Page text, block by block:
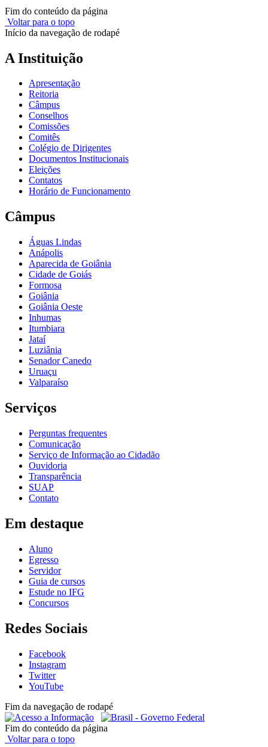
Fim do conteúdo da página
Voltar para o topo
Início da navegação de rodapé
A Instituição
Apresentação
Reitoria
Câmpus
Conselhos
Comissões
Comitês
Colégio de Dirigentes
Documentos Institucionais
Eleições
Contatos
Horário de Funcionamento
Câmpus
Águas Lindas
Anápolis
Aparecida de Goiânia
Cidade de Goiás
Formosa
Goiânia
Goiânia Oeste
Inhumas
Itumbiara
Jataí
Luziânia
Senador Canedo
Uruaçu
Valparaíso
Serviços
Perguntas frequentes
Comunicação
Serviço de Informação ao Cidadão
Ouvidoria
Transparência
SUAP
Contato
Em destaque
Aluno
Egresso
Servidor
Guia de cursos
Estude no IFG
Concursos
Redes Sociais
Facebook
Instagram
Twitter
YouTube
Fim da navegação de rodapé
Fim do conteúdo da página
Voltar para o topo